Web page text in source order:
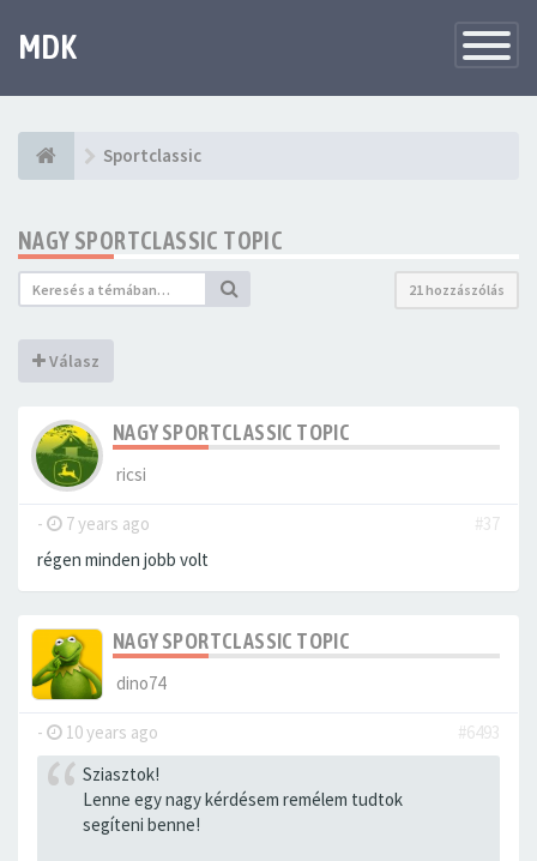
navigáció
MDK
Sportclassic
NAGY SPORTCLASSIC TOPIC
21 hozzászólás
Válasz
NAGY SPORTCLASSIC TOPIC
ricsi
- 7 years ago
#37
régen minden jobb volt
NAGY SPORTCLASSIC TOPIC
dino74
- 10 years ago
#6493
Sziasztok!
Lenne egy nagy kérdésem remélem tudtok
segíteni benne!